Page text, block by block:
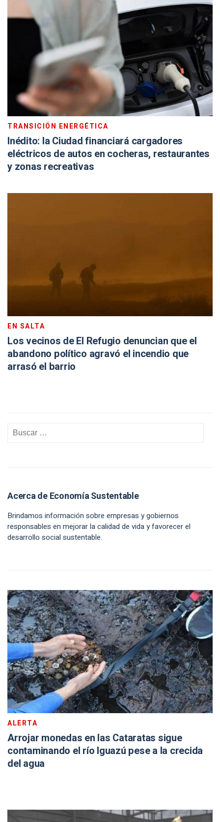
TRANSICIÓN ENERGÉTICA
Inédito: la Ciudad financiará cargadores
eléctricos de autos en cocheras, restaurantes
y zonas recreativas
EN SALTA
Los vecinos de El Refugio denuncian que el
abandono político agravó el incendio que
arrasó el barrio
Acerca de Economía Sustentable
Brindamos información sobre empresas y gobiernos
responsables en mejorar la calidad de vida y favorecer el
desarrollo social sustentable.
ALERTA
Arrojar monedas en las Cataratas sigue
contaminando el río Iguazú pese a la crecida
del agua